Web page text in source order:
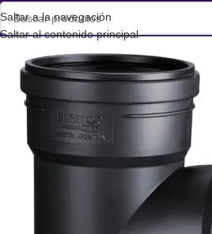
Saltar a la navegación
Saltar al contenido principal